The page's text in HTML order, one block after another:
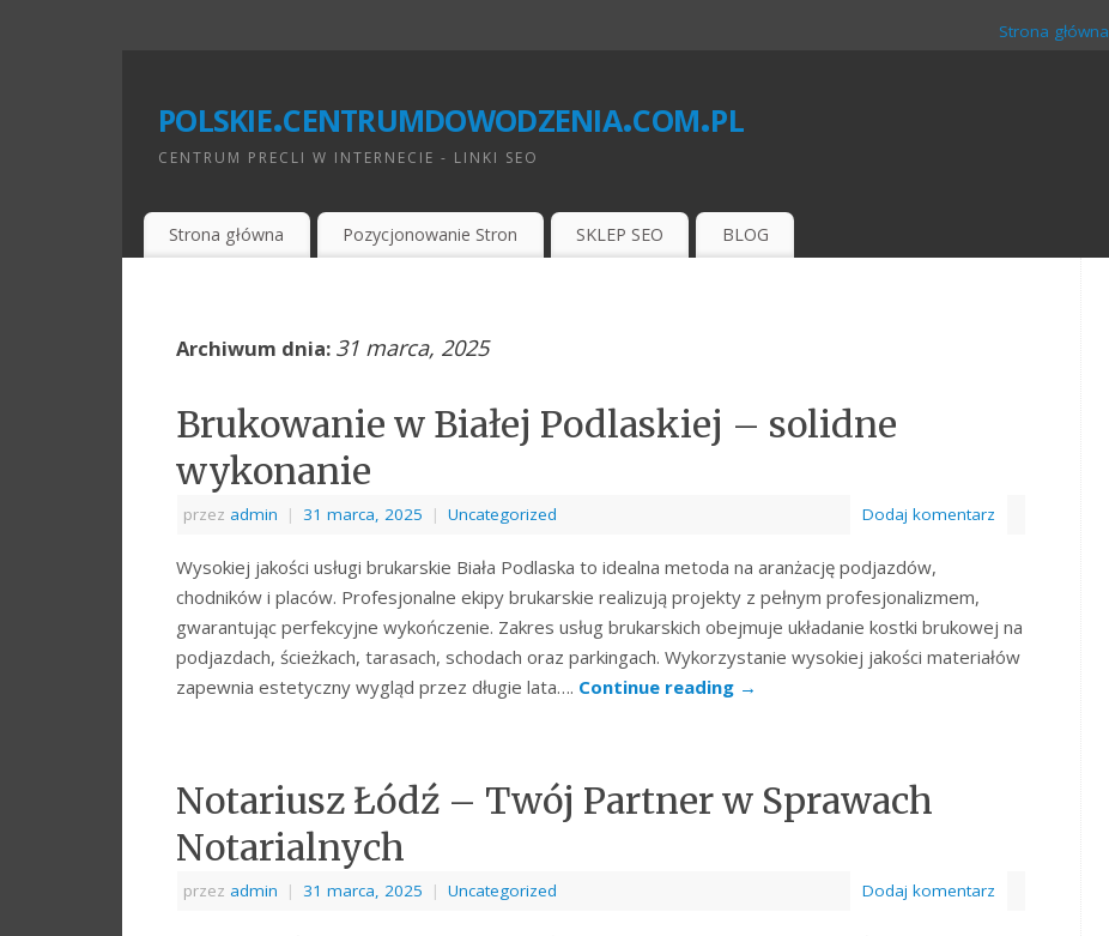
Strona główna
polskie.centrumdowodzenia.com.pl
CENTRUM PRECLI W INTERNECIE - LINKI SEO
Strona główna Pozycjonowanie Stron SKLEP SEO BLOG
Archiwum dnia: 31 marca, 2025
Brukowanie w Białej Podlaskiej – solidne
wykonanie
przez admin | 31 marca, 2025 | Uncategorized Dodaj komentarz
Wysokiej jakości usługi brukarskie Biała Podlaska to idealna metoda na aranżację podjazdów,
chodników i placów. Profesjonalne ekipy brukarskie realizują projekty z pełnym profesjonalizmem,
gwarantując perfekcyjne wykończenie. Zakres usług brukarskich obejmuje układanie kostki brukowej na
podjazdach, ścieżkach, tarasach, schodach oraz parkingach. Wykorzystanie wysokiej jakości materiałów
zapewnia estetyczny wygląd przez długie lata…. Continue reading →
Notariusz Łódź – Twój Partner w Sprawach
Notarialnych
przez admin | 31 marca, 2025 | Uncategorized Dodaj komentarz